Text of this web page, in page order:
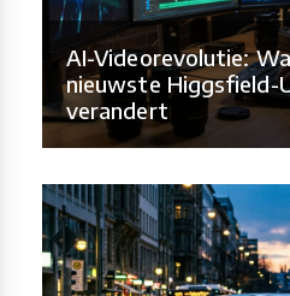
AI-Videorevolutie:
nieuwste Higgsfield-
verandert